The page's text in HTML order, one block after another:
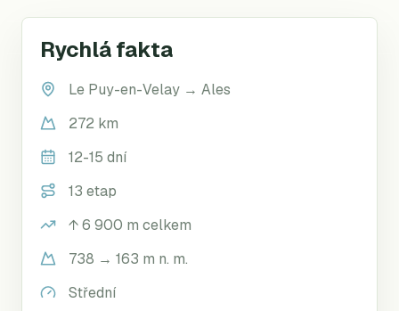
Rychlá fakta
Le Puy-en-Velay → Ales
272 km
12-15 dní
13 etap
↑6 900 m celkem
738 → 163 m n. m.
Střední